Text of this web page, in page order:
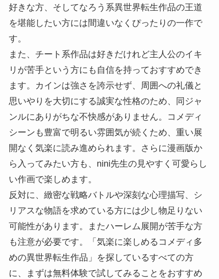
好きな方、そしてなろう系異世界転生作品の王道
を堪能したい方には間違いなくぴったりの一作で
す。
また、チート系作品は好きだけれど主人公のイキ
リが苦手という方にも自信を持っておすすめでき
ます。カインは強さを誇示せず、周囲への礼儀と
思いやりを大切にする誠実な性格のため、同ジャ
ンルにありがちな不快感がありません。コメディ
シーンも豊富で明るい雰囲気が続くため、重い展
開なく気楽に読み進められます。さらに漫画版か
ら入ってみたい方も、nini先生の見やすく可愛らし
い作画で楽しめます。
反対に、緻密な戦略バトルや深刻な心理描写、シ
リアスな物語を求めている方には少し物足りない
可能性があります。またハーレム展開が苦手な方
も注意が必要です。「気楽に楽しめるコメディ多
めの異世界転生作品」を探しているすべての方
に、まずは無料体験で試してみることをおすすめ